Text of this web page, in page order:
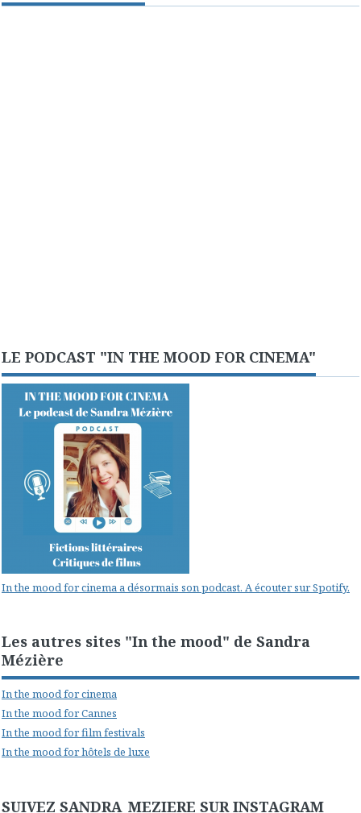
LE PODCAST "IN THE MOOD FOR CINEMA"
In the mood for cinema a désormais son podcast. A écouter sur Spotify.
Les autres sites "In the mood" de Sandra
Mézière
In the mood for cinema
In the mood for Cannes
In the mood for film festivals
In the mood for hôtels de luxe
SUIVEZ SANDRA_MEZIERE SUR INSTAGRAM